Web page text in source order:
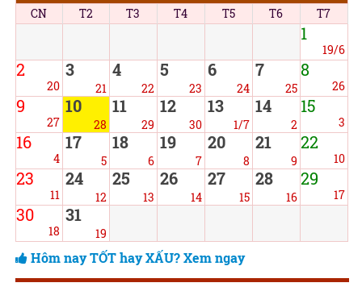
CN T2 T3 T4 T5 T6 T7
1
19/6
2
20
3
21
4
22
5
23
6
24
7
25
8
26
9
27
10
28
11
29
12
30
13
1/7
14
2
15
3
16
4
17
5
18
6
19
7
20
8
21
9
22
10
23
11
24
12
25
13
26
14
27
15
28
16
29
17
30
18
31
19
Hôm nay TỐT hay XẤU? Xem ngay